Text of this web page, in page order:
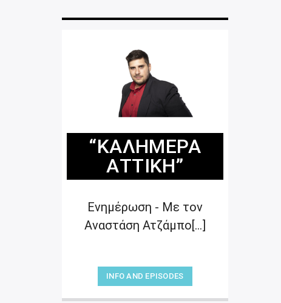
“ΚΑΛΗΜΈΡΑ
ΑΤΤΙΚΉ”
Ενημέρωση - Με τον
Αναστάση Ατζάμπο[...]
INFO AND EPISODES